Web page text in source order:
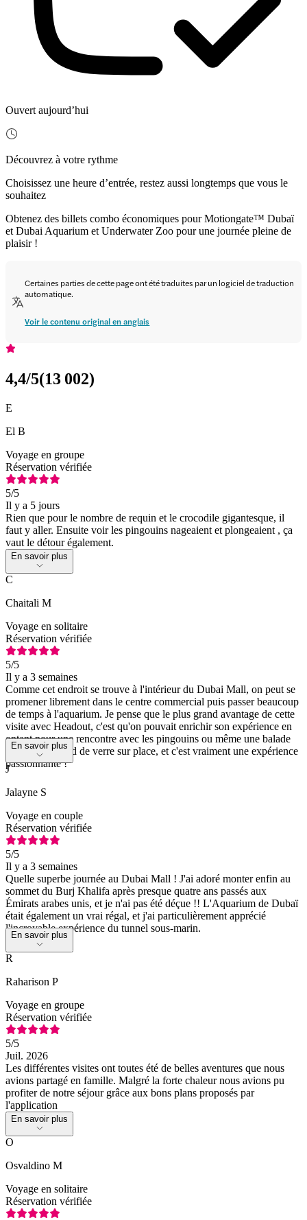
Ouvert aujourd’hui
Découvrez à votre rythme
Choisissez une heure d’entrée, restez aussi longtemps que vous le
souhaitez
Obtenez des billets combo économiques pour Motiongate™ Dubaï
et Dubai Aquarium et Underwater Zoo pour une journée pleine de
plaisir !
Certaines parties de cette page ont été traduites par un logiciel de traduction
automatique.
Voir le contenu original en anglais
4,4/5(13 002)
E
El B
Voyage en groupe
Réservation vérifiée
5/5
Il y a 5 jours
Rien que pour le nombre de requin et le crocodile gigantesque, il
faut y aller. Ensuite voir les pingouins nageaient et plongeaient , ça
vaut le détour également.
En savoir plus
C
Chaitali M
Voyage en solitaire
Réservation vérifiée
5/5
Il y a 3 semaines
Comme cet endroit se trouve à l'intérieur du Dubai Mall, on peut se
promener librement dans le centre commercial puis passer beaucoup
de temps à l'aquarium. Je pense que le plus grand avantage de cette
visite avec Headout, c'est qu'on pouvait enrichir son expérience en
optant pour une rencontre avec les pingouins ou même une balade
en bateau à fond de verre sur place, et c'est vraiment une expérience
passionnante !
En savoir plus
J
Jalayne S
Voyage en couple
Réservation vérifiée
5/5
Il y a 3 semaines
Quelle superbe journée au Dubai Mall ! J'ai adoré monter enfin au
sommet du Burj Khalifa après presque quatre ans passés aux
Émirats arabes unis, et je n'ai pas été déçue !! L'Aquarium de Dubaï
était également un vrai régal, et j'ai particulièrement apprécié
l'incroyable expérience du tunnel sous-marin.
En savoir plus
R
Raharison P
Voyage en groupe
Réservation vérifiée
5/5
Juil. 2026
Les différentes visites ont toutes été de belles aventures que nous
avions partagé en famille. Malgré la forte chaleur nous avions pu
profiter de notre séjour grâce aux bons plans proposés par
l'application
En savoir plus
O
Osvaldino M
Voyage en solitaire
Réservation vérifiée